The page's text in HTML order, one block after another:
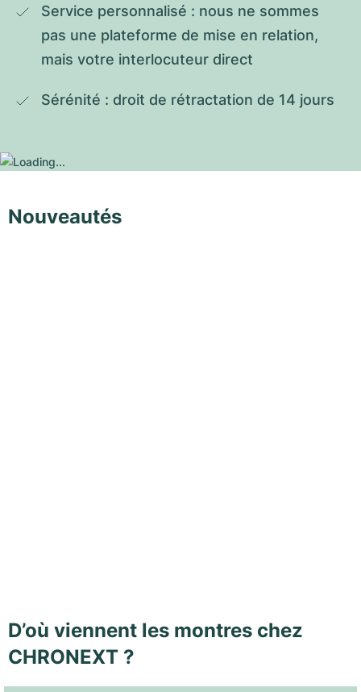
Service personnalisé : nous ne sommes
pas une plateforme de mise en relation,
mais votre interlocuteur direct
Sérénité : droit de rétractation de 14 jours
Nouveautés
D’où viennent les montres chez
CHRONEXT ?